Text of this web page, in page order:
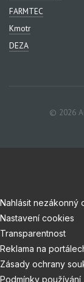
FARMTEC
Kmotr
DEZA
© 2026
Nahlásit nezákonný
Nastavení cookies
Transparentnost
Reklama na
Zásady ochrany
Podmínky používání